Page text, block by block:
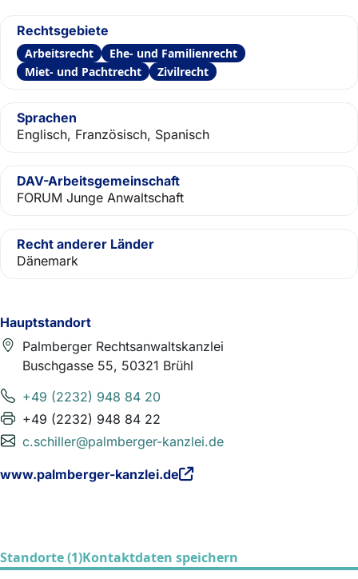
Hauptstandort
Palmberger Rechtsanwaltskanzlei
Buschgasse 55, 50321 Brühl
+49 (2232) 948 84 20
+49 (2232) 948 84 22
c.schiller@palmberger-kanzlei.de
www.palmberger-kanzlei.de
Rechtsgebiete
Arbeitsrecht
Ehe- und Familienrecht
Miet- und Pachtrecht
Zivilrecht
Sprachen
Englisch, Französisch, Spanisch
DAV-Arbeitsgemeinschaft
FORUM Junge Anwaltschaft
Recht anderer Länder
Dänemark
Standorte (1)Kontaktdaten speichern